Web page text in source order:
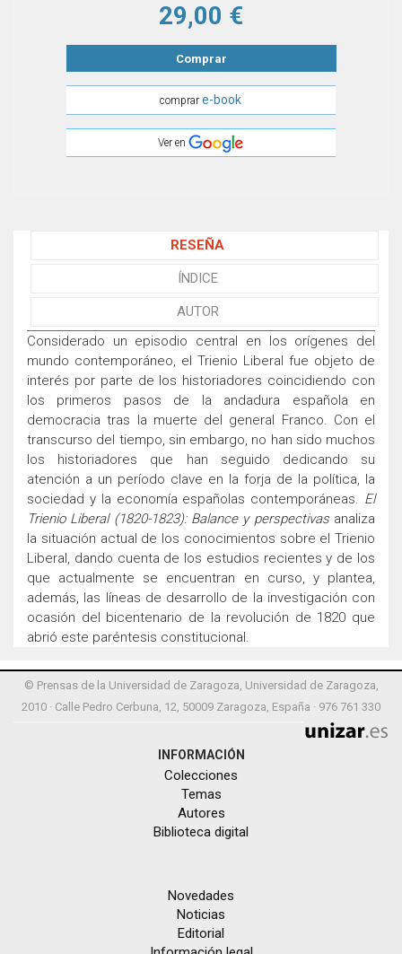
29,00 €
Comprar
comprare-book
Ver en
RESEÑA
ÍNDICE
AUTOR
Considerado un episodio central en los orígenes del
mundo contemporáneo, el Trienio Liberal fue objeto de
interés por parte de los historiadores coincidiendo con
los primeros pasos de la andadura española en
democracia tras la muerte del general Franco. Con el
transcurso del tiempo, sin embargo, no han sido muchos
los historiadores que han seguido dedicando su
atención a un período clave en la forja de la política, la
sociedad y la economía españolas contemporáneas. El
Trienio Liberal (1820-1823): Balance y perspectivasanaliza
la situación actual de los conocimientos sobre el Trienio
Liberal, dando cuenta de los estudios recientes y de los
que actualmente se encuentran en curso, y plantea,
además, las líneas de desarrollo de la investigación con
ocasión del bicentenario de la revolución de 1820 que
abrió este paréntesis constitucional.
© Prensas de la Universidad de Zaragoza, Universidad de Zaragoza,
2010 · Calle Pedro Cerbuna, 12, 50009 Zaragoza, España · 976 761 330
INFORMACIÓN
Colecciones
Temas
Autores
Biblioteca digital
Novedades
Noticias
Editorial